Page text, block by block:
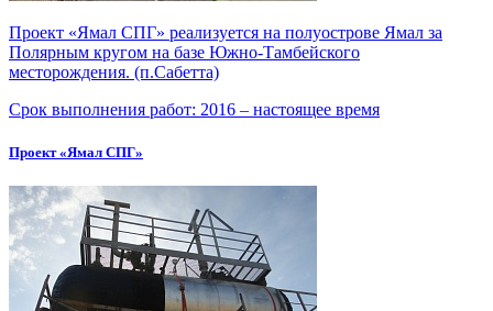
Проект «Ямал СПГ» реализуется на полуострове Ямал за
Полярным кругом на базе Южно-Тамбейского
месторождения. (п.Сабетта)
Срок выполнения работ: 2016 – настоящее время
Проект «Ямал СПГ»